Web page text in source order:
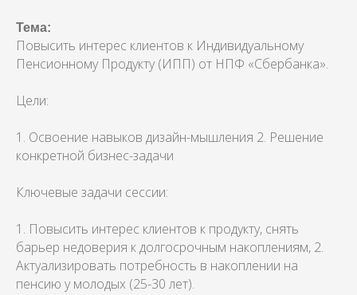
Тема:
Повысить интерес клиентов к Индивидуальному
Пенсионному Продукту (ИПП) от НПФ «Сбербанка».
Цели:
1. Освоение навыков дизайн-мышления 2. Решение
конкретной бизнес-задачи
Ключевые задачи сессии:
1. Повысить интерес клиентов к продукту, снять
барьер недоверия к долгосрочным накоплениям, 2.
Актуализировать потребность в накоплении на
пенсию у молодых (25-30 лет).